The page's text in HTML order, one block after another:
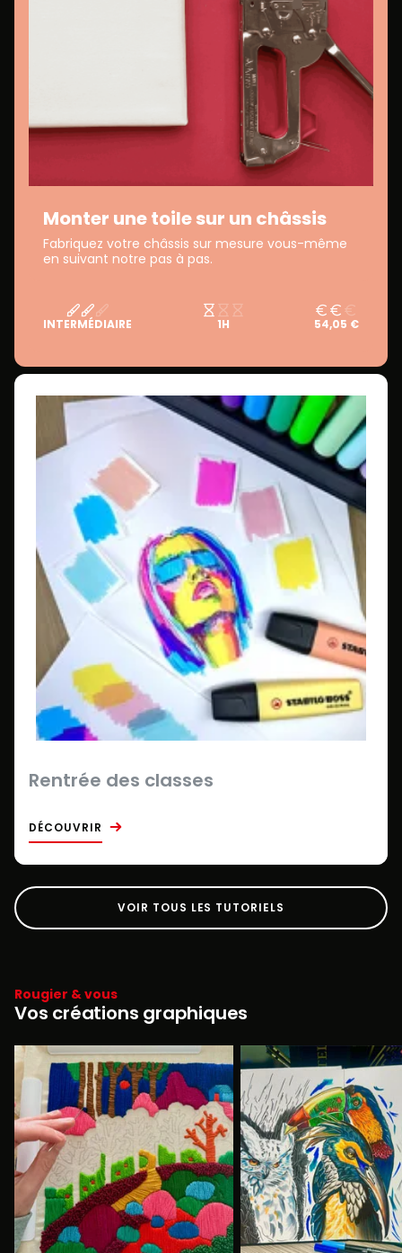
Monter une toile sur un châssis
Fabriquez votre châssis sur mesure vous-même
en suivant notre pas à pas.
INTERMÉDIAIRE 1H 54,05 €
Rentrée des classes
DÉCOUVRIR
VOIR TOUS LES TUTORIELS
Rougier & vous
Vos créations graphiques